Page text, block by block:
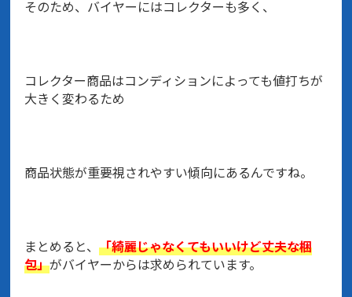
そのため、バイヤーにはコレクターも多く、
コレクター商品はコンディションによっても値打ちが
大きく変わるため
商品状態が重要視されやすい傾向にあるんですね。
まとめると、「綺麗じゃなくてもいいけど丈夫な梱
包」がバイヤーからは求められています。